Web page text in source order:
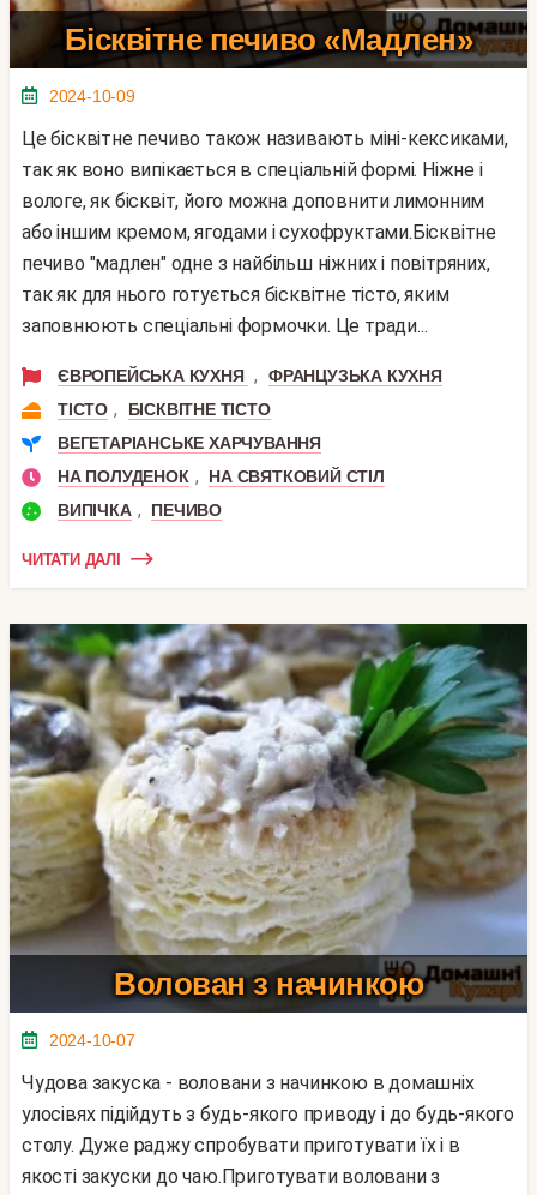
Бісквітне печиво «Мадлен»
2024-10-09
Це бісквітне печиво також називають міні-кексиками,
так як воно випікається в спеціальній формі. Ніжне і
вологе, як бісквіт, його можна доповнити лимонним
або іншим кремом, ягодами і сухофруктами.Бісквітне
печиво "мадлен" одне з найбільш ніжних і повітряних,
так як для нього готується бісквітне тісто, яким
заповнюють спеціальні формочки. Це тради...
ЄВРОПЕЙСЬКА КУХНЯ ,
ФРАНЦУЗЬКА КУХНЯ
ТІСТО ,
БІСКВІТНЕ ТІСТО
ВЕГЕТАРІАНСЬКЕ ХАРЧУВАННЯ
НА ПОЛУДЕНОК ,
НА СВЯТКОВИЙ СТІЛ
ВИПІЧКА , ПЕЧИВО
ЧИТАТИ ДАЛІ
Волован з начинкою
2024-10-07
Чудова закуска - воловани з начинкою в домашніх
улосівях підійдуть з будь-якого приводу і до будь-якого
столу. Дуже раджу спробувати приготувати їх і в
якості закуски до чаю.Приготувати воловани з